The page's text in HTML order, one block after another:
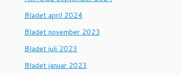
Bladet april 2024
Bladet november 2023
Bladet juli 2023
Bladet januar 2023